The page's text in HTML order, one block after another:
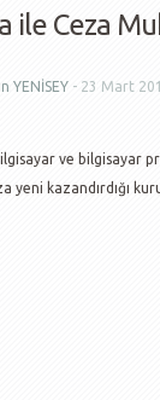
ile Ceza
YENİSEY - 23 Mart
ve bilgisayar
yeni kazandırdığı